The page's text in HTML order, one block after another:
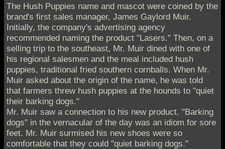
The Hush Puppies name and mascot were coined by the
brand's first sales manager, James Gaylord Muir.
Initially, the company's advertising agency
recommended naming the product "Lasers." Then, on a
selling trip to the southeast, Mr. Muir dined with one of
his regional salesmen and the meal included hush
puppies, traditional fried southern cornballs. When Mr.
Muir asked about the origin of the name, he was told
that farmers threw hush puppies at the hounds to "quiet
their barking dogs."
Mr. Muir saw a connection to his new product. "Barking
dogs" in the vernacular of the day was an idiom for sore
feet. Mr. Muir surmised his new shoes were so
comfortable that they could "quiet barking dogs."